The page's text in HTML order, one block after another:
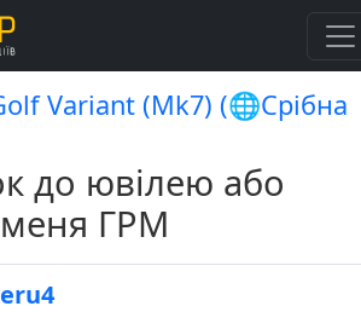
Variant (Mk7) (🌐Срібна
до ювілею або
ГРМ